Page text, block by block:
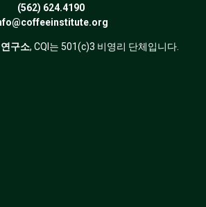
(562) 624.4190
구소, CQI는 501(c)3 비영리 단체입니다.